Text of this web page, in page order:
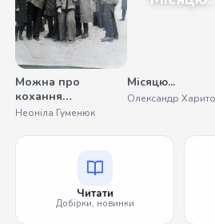
Можна про
кохання
помовчати
Неоніла Гуменюк
Місяцю...
Олександр
Читати
Добірки, новинки